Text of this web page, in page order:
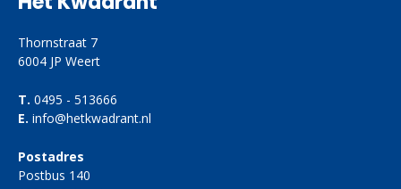
Thornstraat 7
6004 JP Weert
T. 0495 - 513666
E. info@hetkwadrant.nl
Postadres
Postbus 140